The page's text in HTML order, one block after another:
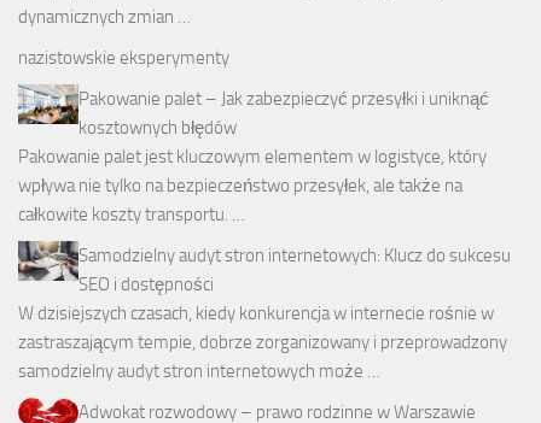
dynamicznych zmian …
nazistowskie eksperymenty
Pakowanie palet – Jak zabezpieczyć przesyłki i uniknąć
kosztownych błędów
Pakowanie palet jest kluczowym elementem w logistyce, który
wpływa nie tylko na bezpieczeństwo przesyłek, ale także na
całkowite koszty transportu. …
Samodzielny audyt stron internetowych: Klucz do sukcesu
SEO i dostępności
W dzisiejszych czasach, kiedy konkurencja w internecie rośnie w
zastraszającym tempie, dobrze zorganizowany i przeprowadzony
samodzielny audyt stron internetowych może …
Adwokat rozwodowy – prawo rodzinne w Warszawie